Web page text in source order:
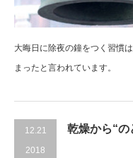
大晦日に除夜の鐘をつく習慣
まったと言われています。
12.21
2018
乾燥から“の